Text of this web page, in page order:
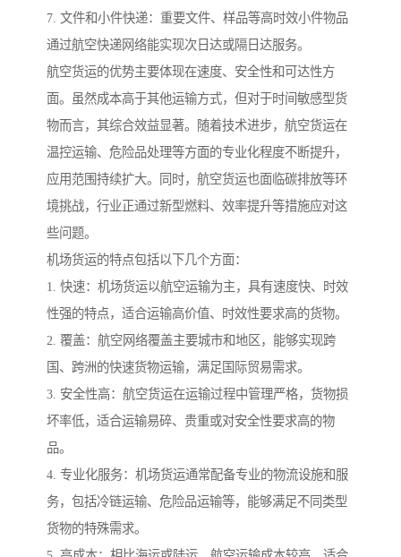
7. 文件和小件快递：重要文件、样品等高时效小件物品
通过航空快递网络能实现次日达或隔日达服务。
航空货运的优势主要体现在速度、安全性和可达性方
面。虽然成本高于其他运输方式，但对于时间敏感型货
物而言，其综合效益显著。随着技术进步，航空货运在
温控运输、危险品处理等方面的专业化程度不断提升，
应用范围持续扩大。同时，航空货运也面临碳排放等环
境挑战，行业正通过新型燃料、效率提升等措施应对这
些问题。
机场货运的特点包括以下几个方面：
1. 快速：机场货运以航空运输为主，具有速度快、时效
性强的特点，适合运输高价值、时效性要求高的货物。
2. 覆盖：航空网络覆盖主要城市和地区，能够实现跨
国、跨洲的快速货物运输，满足国际贸易需求。
3. 安全性高：航空货运在运输过程中管理严格，货物损
坏率低，适合运输易碎、贵重或对安全性要求高的物
品。
4. 专业化服务：机场货运通常配备专业的物流设施和服
务，包括冷链运输、危险品运输等，能够满足不同类型
货物的特殊需求。